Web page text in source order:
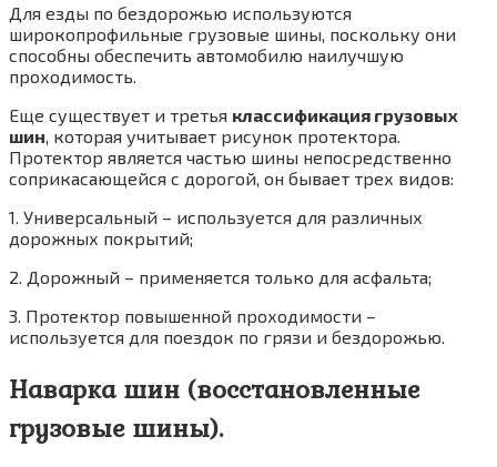
Для езды по бездорожью используются
широкопрофильные грузовые шины, поскольку они
способны обеспечить автомобилю наилучшую
проходимость.
Еще существует и третья классификация грузовых
шин , которая учитывает рисунок протектора.
Протектор является частью шины непосредственно
соприкасающейся с дорогой, он бывает трех видов:
1. Универсальный – используется для различных
дорожных покрытий;
2. Дорожный – применяется только для асфальта;
3. Протектор повышенной проходимости –
используется для поездок по грязи и бездорожью.
Наварка шин (восстановленные
грузовые шины).